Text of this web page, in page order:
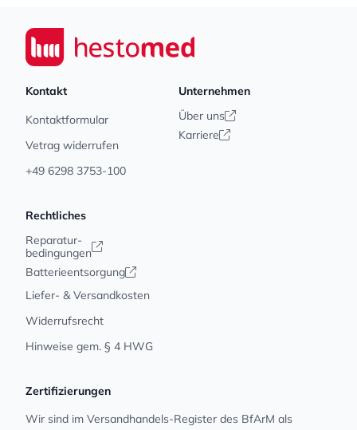
Seiwert GmbH
Kontakt
Kontaktformular
Vetrag widerrufen
+49 6298 3753-100
Unternehmen
Über uns
Karriere
Rechtliches
Reparatur-
bedingungen
Batterieentsorgung
Liefer- & Versandkosten
Widerrufsrecht
Hinweise gem. § 4 HWG
Zertifizierungen
Wir sind im Versandhandels-Register des BfArM als